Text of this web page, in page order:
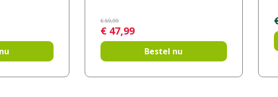
€ 59,99
€ 47,99
Bestel nu